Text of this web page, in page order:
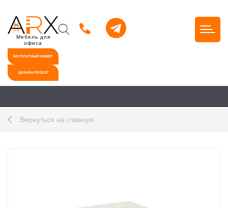
Мебель для
офиса
БЕСПЛАТНЫЙ ЗАМЕР
ДИЗАЙН-ПРОЕКТ
Вернуться на главную